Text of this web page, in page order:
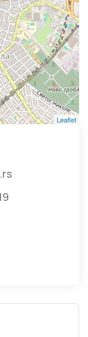
Leaflet